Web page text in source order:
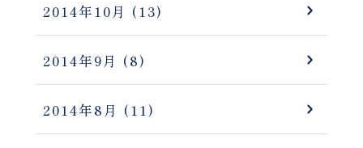
2014年10月 (13)
2014年9月 (8)
2014年8月 (11)